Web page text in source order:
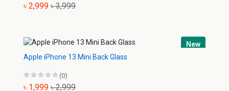
৳ 2,999 ৳ 3,999
New
Apple iPhone 13 Mini Back Glass
(0)
৳ 1,999 ৳ 2,999